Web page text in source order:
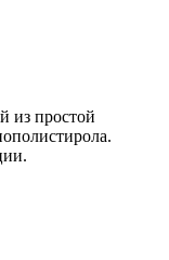
из простой